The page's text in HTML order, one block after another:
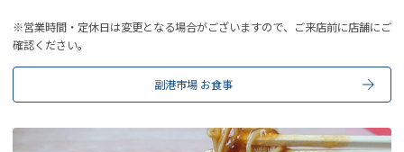
※営業時間・定休日は変更となる場合がございますので、ご来店前に店舗にご
確認ください。
副港市場 お食事